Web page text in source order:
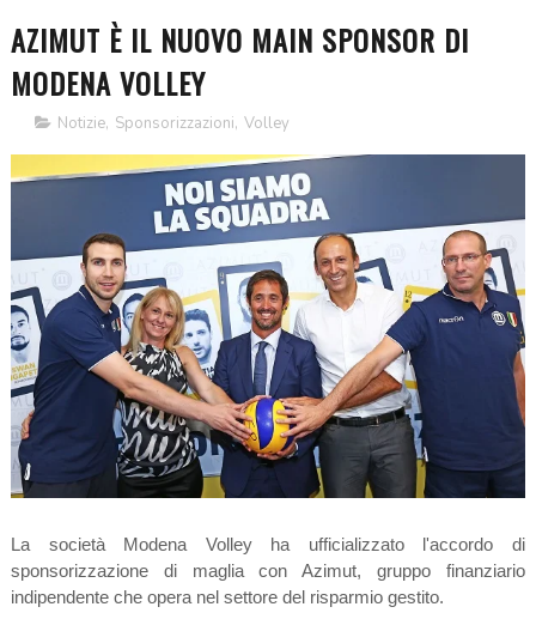
AZIMUT È IL NUOVO MAIN SPONSOR DI
MODENA VOLLEY
Notizie, Sponsorizzazioni, Volley
La società Modena Volley ha ufficializzato l'accordo di
sponsorizzazione di maglia con Azimut, gruppo finanziario
indipendente che opera nel settore del risparmio gestito.